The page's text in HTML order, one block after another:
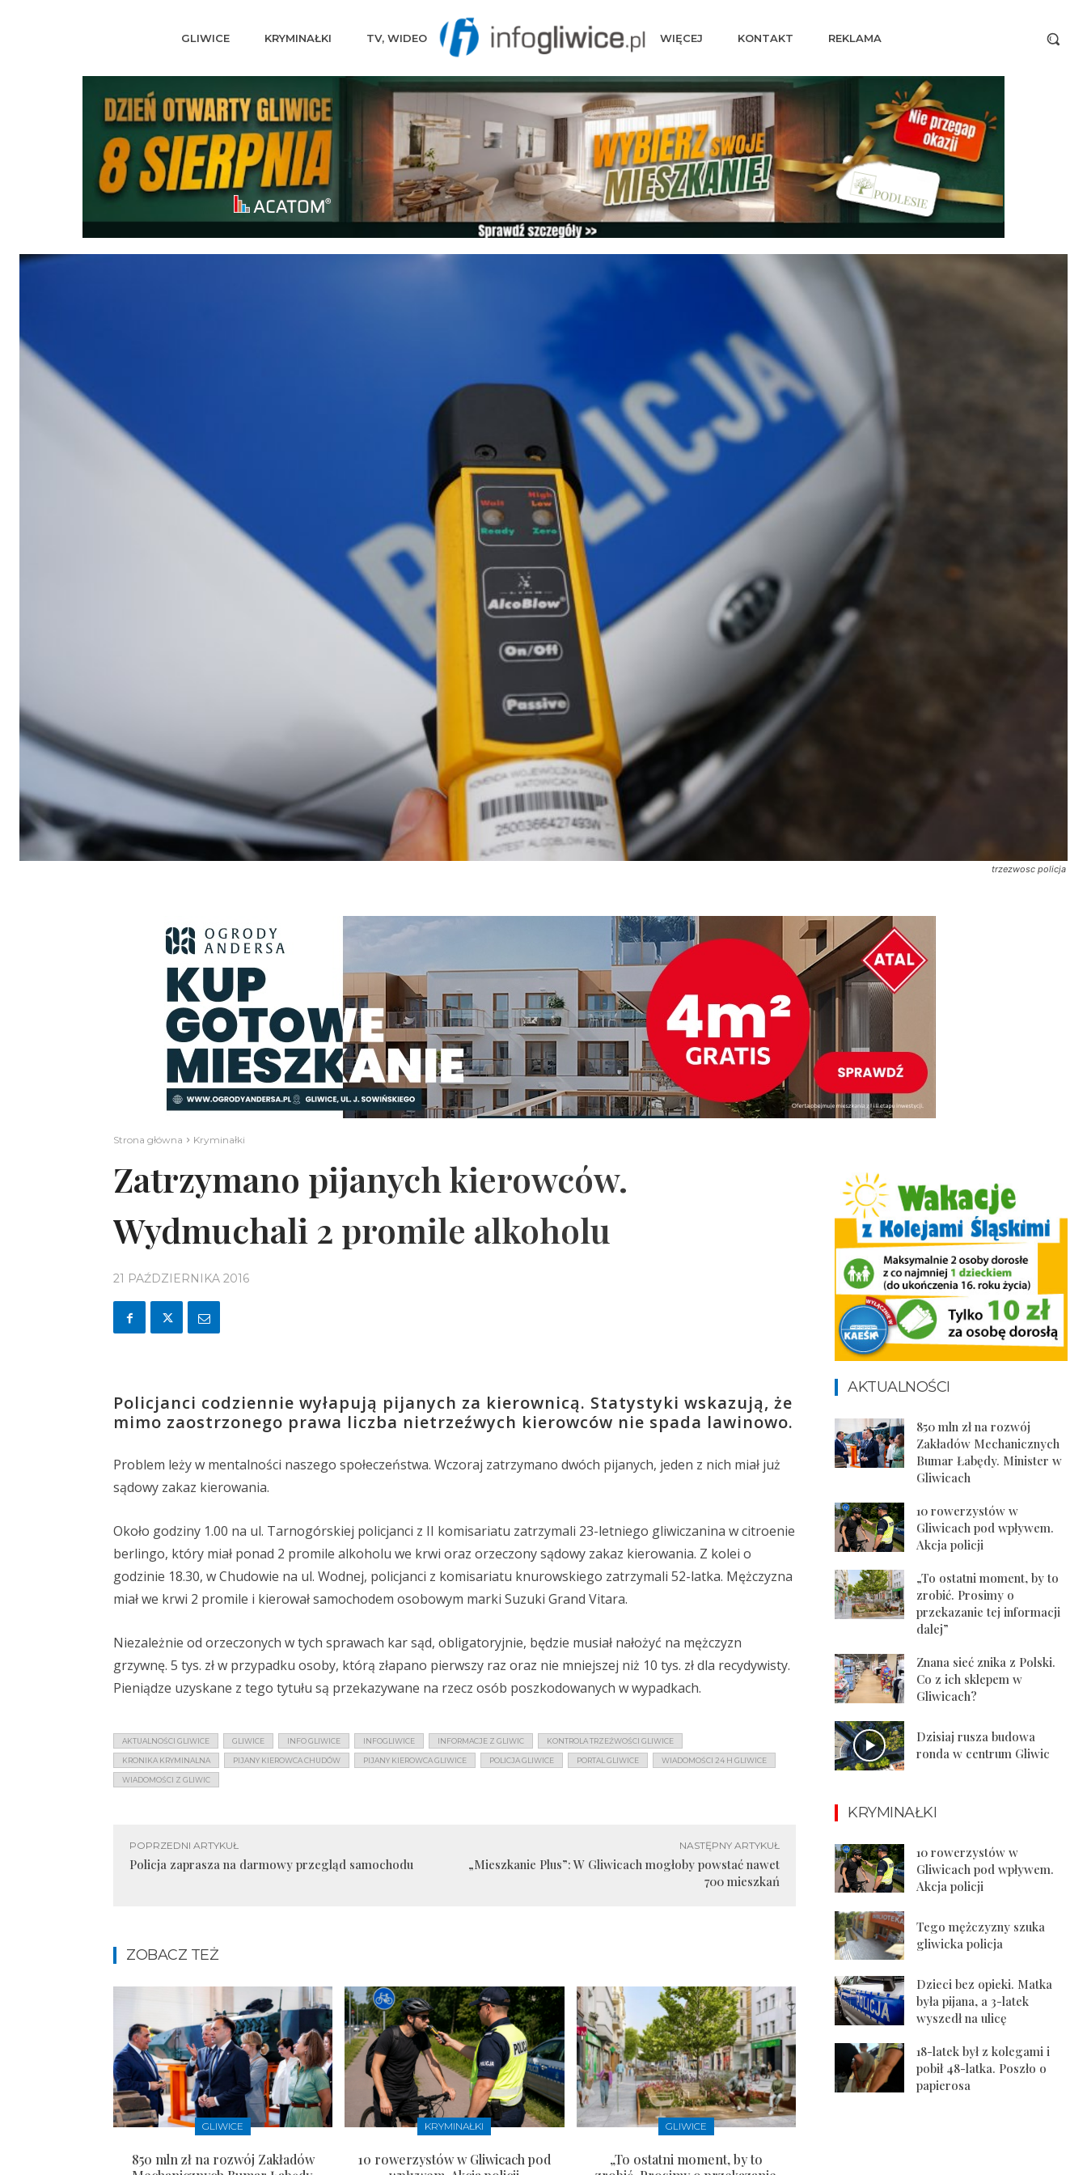
GLIWICE KRYMINAŁKI TV, WIDEO WIĘCEJ KONTAKT REKLAMA
trzezwosc policja
Strona główna Kryminałki
Zatrzymano pijanych kierowców.
Wydmuchali 2 promile alkoholu
21 PAŹDZIERNIKA 2016
Policjanci codziennie wyłapują pijanych za kierownicą. Statystyki wskazują, że
mimo zaostrzonego prawa liczba nietrzeźwych kierowców nie spada lawinowo.
Problem leży w mentalności naszego społeczeństwa. Wczoraj zatrzymano dwóch pijanych, jeden z nich miał już
sądowy zakaz kierowania.
Około godziny 1.00 na ul. Tarnogórskiej policjanci z II komisariatu zatrzymali 23-letniego gliwiczanina w citroenie
berlingo, który miał ponad 2 promile alkoholu we krwi oraz orzeczony sądowy zakaz kierowania. Z kolei o
godzinie 18.30, w Chudowie na ul. Wodnej, policjanci z komisariatu knurowskiego zatrzymali 52-latka. Mężczyzna
miał we krwi 2 promile i kierował samochodem osobowym marki Suzuki Grand Vitara.
Niezależnie od orzeczonych w tych sprawach kar sąd, obligatoryjnie, będzie musiał nałożyć na mężczyzn
grzywnę. 5 tys. zł w przypadku osoby, którą złapano pierwszy raz oraz nie mniejszej niż 10 tys. zł dla recydywisty.
Pieniądze uzyskane z tego tytułu są przekazywane na rzecz osób poszkodowanych w wypadkach.
AKTUALNOŚCI GLIWICE GLIWICE INFO GLIWICE INFOGLIWICE INFORMACJE Z GLIWIC KONTROLA TRZEŹWOŚCI GLIWICE
KRONIKA KRYMINALNA PIJANY KIEROWCA CHUDÓW PIJANY KIEROWCA GLIWICE POLICJA GLIWICE PORTAL GLIWICE WIADOMOŚCI 24 H GLIWICE
WIADOMOŚCI Z GLIWIC
POPRZEDNI ARTYKUŁ
Policja zaprasza na darmowy przegląd samochodu
NASTĘPNY ARTYKUŁ
„Mieszkanie Plus”: W Gliwicach mogłoby powstać nawet
700 mieszkań
ZOBACZ TEŻ
GLIWICE
850 mln zł na rozwój Zakładów
KRYMINAŁKI
10 rowerzystów w Gliwicach pod
GLIWICE
„To ostatni moment, by to
AKTUALNOŚCI
850 mln zł na rozwój
Zakładów Mechanicznych
Bumar Łabędy. Minister w
Gliwicach
10 rowerzystów w
Gliwicach pod wpływem.
Akcja policji
„To ostatni moment, by to
zrobić. Prosimy o
przekazanie tej informacji
dalej”
Znana sieć znika z Polski.
Co z ich sklepem w
Gliwicach?
Dzisiaj rusza budowa
ronda w centrum Gliwic
KRYMINAŁKI
10 rowerzystów w
Gliwicach pod wpływem.
Akcja policji
Tego mężczyzny szuka
gliwicka policja
Dzieci bez opieki. Matka
była pijana, a 3-latek
wyszedł na ulicę
18-latek był z kolegami i
pobił 48-latka. Poszło o
papierosa